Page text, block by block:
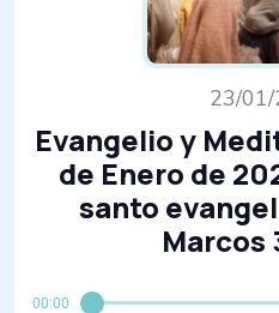
23/
Evangelio y
de Enero de
santo
Marcos
00:00